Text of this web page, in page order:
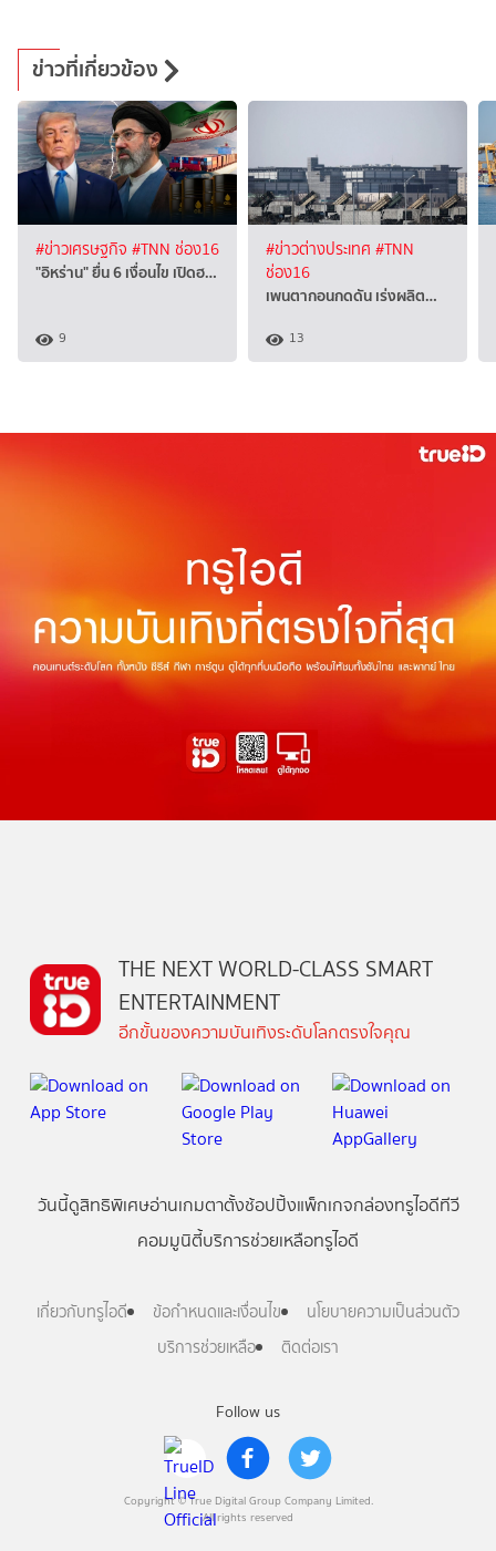
ข่าวที่เกี่ยวข้อง
#ข่าวเศรษฐกิจ #TNN ช่อง16
"อิหร่าน" ยื่น 6 เงื่อนไข เปิดฮ…
9
#ข่าวต่างประเทศ #TNN
ช่อง16
เพนตากอนกดดัน เร่งผลิต…
13
Follow us
Copyright © True Digital Group Company Limited.
All rights reserved
THE NEXT WORLD-CLASS SMART
ENTERTAINMENT
อีกขั้นของความบันเทิงระดับโลกตรงใจคุณ
วันนี้ดูสิทธิพิเศษอ่านเกมตาตั้งช้อปปิ้งแพ็กเกจกล่องทรูไอดีทีวี
คอมมูนิตี้บริการช่วยเหลือทรูไอดี
เกี่ยวกับทรูไอดี ข้อกำหนดและเงื่อนไข
นโยบายความเป็นส่วนตัว
บริการช่วยเหลือ
ติดต่อเรา